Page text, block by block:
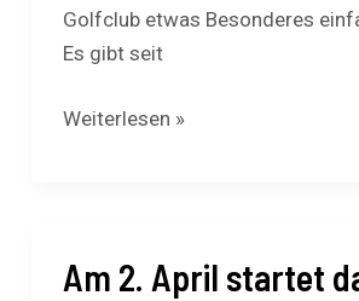
Golfclub etwas Besonderes
Es gibt seit
Weiterlesen »
Am 2. April startet
Am